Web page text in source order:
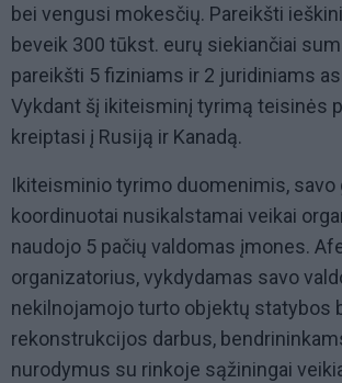
bei vengusi mokesčių. Pareikšti
beveik 300 tūkst. eurų siekiančiai
pareikšti 5 fiziniams ir 2 juridiniams
Vykdant šį ikiteisminį tyrimą teisinės
kreiptasi į Rusiją ir Kanadą.
Ikiteisminio tyrimo duomenimis, savo
koordinuotai nusikalstamai veikai
naudojo 5 pačių valdomas įmones.
organizatorius, vykdydamas savo
nekilnojamojo turto objektų statybos
rekonstrukcijos darbus,
nurodymus su rinkoje sąžiningai